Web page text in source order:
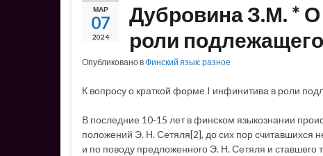
МАР
07
2024
Дубровина З.М. *
роли
Опубликовано вФинский язык: разное
К вопросу о краткой форме I инфинитива в роли
В последние 10-15 лет в финском языкознании
положений Э. Н. Сетяля[2], до сих пор считавшихся
и по поводу предложенного Э. Н. Сетяля и